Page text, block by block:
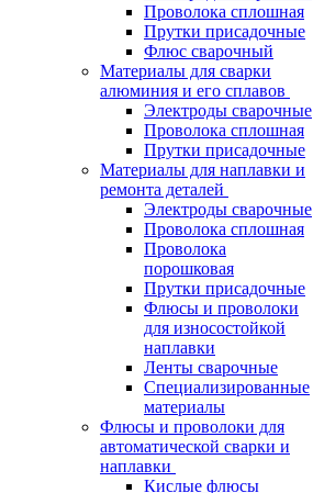
Проволока сплошная
Прутки присадочные
Флюс сварочный
Материалы для сварки
алюминия и его сплавов
Электроды сварочные
Проволока сплошная
Прутки присадочные
Материалы для наплавки и
ремонта деталей
Электроды сварочные
Проволока сплошная
Проволока
порошковая
Прутки присадочные
Флюсы и проволоки
для износостойкой
наплавки
Ленты сварочные
Специализированные
материалы
Флюсы и проволоки для
автоматической сварки и
наплавки
Кислые флюсы